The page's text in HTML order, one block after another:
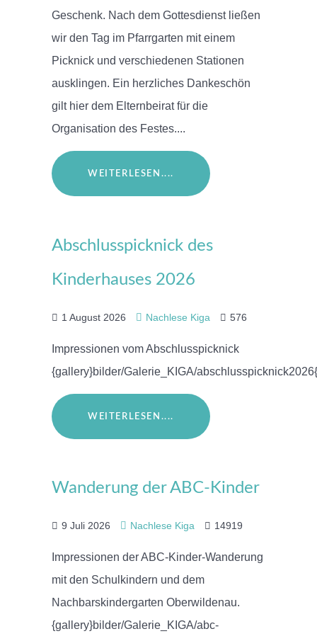
Geschenk. Nach dem Gottesdienst ließen
wir den Tag im Pfarrgarten mit einem
Picknick und verschiedenen Stationen
ausklingen. Ein herzliches Dankeschön
gilt hier dem Elternbeirat für die
Organisation des Festes....
WEITERLESEN....
Abschlusspicknick des
Kinderhauses 2026
1 August 2026 Nachlese Kiga 576
Impressionen vom Abschlusspicknick
{gallery}bilder/Galerie_KIGA/
WEITERLESEN....
Wanderung der ABC-Kinder
9 Juli 2026 Nachlese Kiga 14919
Impressionen der ABC-Kinder-Wanderung
mit den Schulkindern und dem
Nachbarskindergarten Oberwildenau.
{gallery}bilder/Galerie_KIGA/abc-